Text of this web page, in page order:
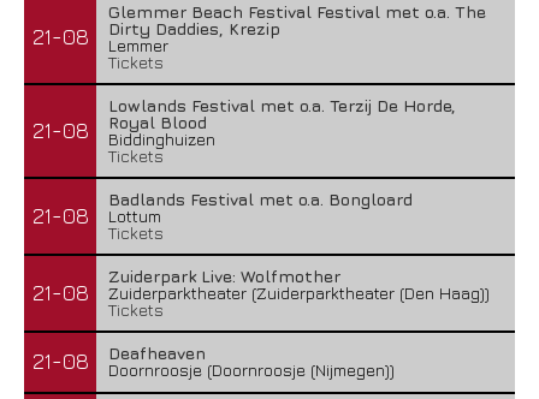
21-08
Glemmer Beach Festival Festival met o.a. The
Dirty Daddies, Krezip
Lemmer
Tickets
21-08
Lowlands Festival met o.a. Terzij De Horde,
Royal Blood
Biddinghuizen
Tickets
21-08
Badlands Festival met o.a. Bongloard
Lottum
Tickets
21-08
Zuiderpark Live: Wolfmother
Zuiderparktheater (Zuiderparktheater (Den Haag))
Tickets
21-08
Deafheaven
Doornroosje (Doornroosje (Nijmegen))